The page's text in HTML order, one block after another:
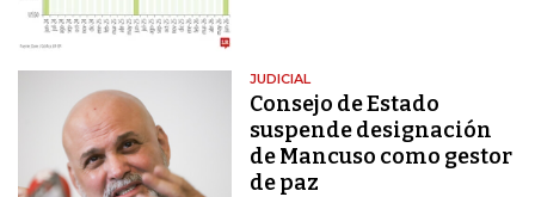
JUDICIAL
Consejo de Estado
suspende designación
de Mancuso como gestor
de paz